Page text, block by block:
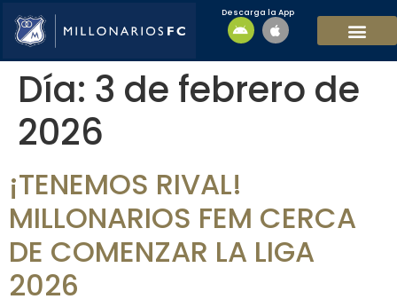
Descarga la App
Día: 3 de febrero de
2026
¡TENEMOS RIVAL!
MILLONARIOS FEM CERCA
DE COMENZAR LA LIGA
2026